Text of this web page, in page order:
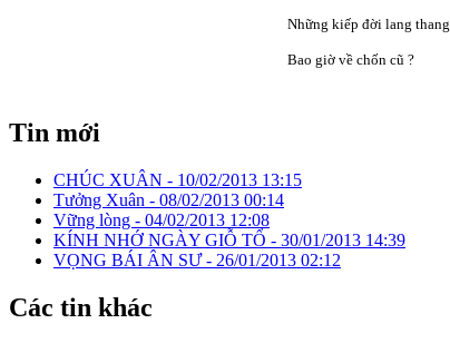
Những kiếp đời lang thang
Bao giờ về chốn cũ ?
Tin mới
CHÚC XUÂN - 10/02/2013 13:15
Tưởng Xuân - 08/02/2013 00:14
Vững lòng - 04/02/2013 12:08
KÍNH NHỚ NGÀY GIỖ TỔ - 30/01/2013 14:39
VỌNG BÁI ÂN SƯ - 26/01/2013 02:12
Các tin khác